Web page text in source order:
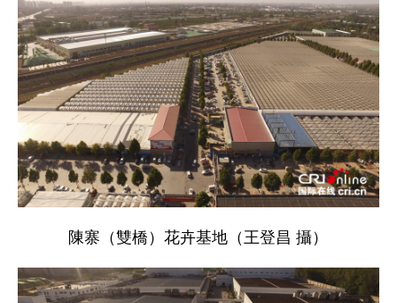
陳寨（雙橋）花卉基地（王登昌 攝）